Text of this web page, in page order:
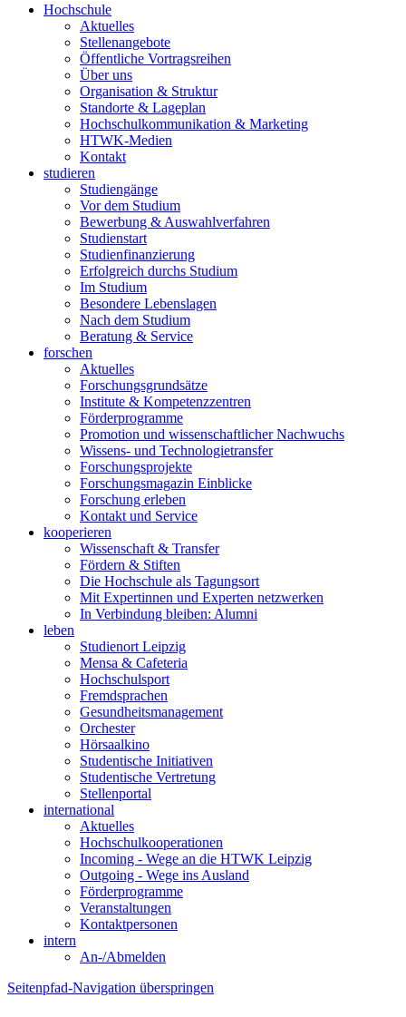
Hochschule
Aktuelles
Stellenangebote
Öffentliche Vortragsreihen
Über uns
Organisation & Struktur
Standorte & Lageplan
Hochschulkommunikation & Marketing
HTWK-Medien
Kontakt
studieren
Studiengänge
Vor dem Studium
Bewerbung & Auswahlverfahren
Studienstart
Studienfinanzierung
Erfolgreich durchs Studium
Im Studium
Besondere Lebenslagen
Nach dem Studium
Beratung & Service
forschen
Aktuelles
Forschungsgrundsätze
Institute & Kompetenzzentren
Förderprogramme
Promotion und wissenschaftlicher Nachwuchs
Wissens- und Technologietransfer
Forschungsprojekte
Forschungsmagazin Einblicke
Forschung erleben
Kontakt und Service
kooperieren
Wissenschaft & Transfer
Fördern & Stiften
Die Hochschule als Tagungsort
Mit Expertinnen und Experten netzwerken
In Verbindung bleiben: Alumni
leben
Studienort Leipzig
Mensa & Cafeteria
Hochschulsport
Fremdsprachen
Gesundheitsmanagement
Orchester
Hörsaalkino
Studentische Initiativen
Studentische Vertretung
Stellenportal
international
Aktuelles
Hochschulkooperationen
Incoming - Wege an die HTWK Leipzig
Outgoing - Wege ins Ausland
Förderprogramme
Veranstaltungen
Kontaktpersonen
intern
An-/Abmelden
Seitenpfad-Navigation überspringen